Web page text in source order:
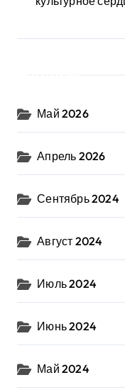
Май 2026
Апрель 2026
Сентябрь 2024
Август 2024
Июль 2024
Июнь 2024
Май 2024